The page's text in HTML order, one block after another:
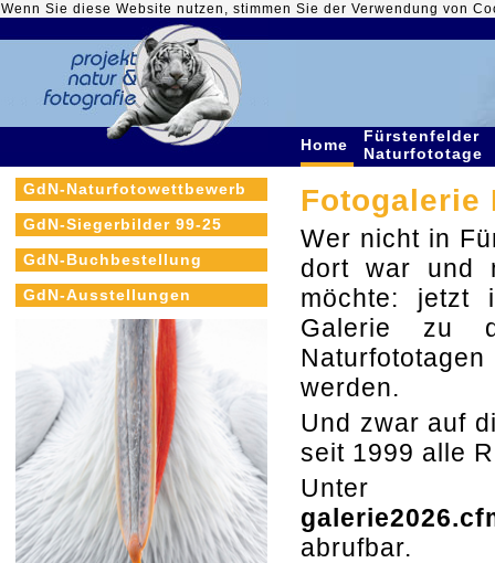
Wenn Sie diese Website nutzen, stimmen Sie der Verwendung von
Home
Fürstenfelder
Naturfototage
GdN-Naturfotowettbewerb
GdN-Siegerbilder 99-25
GdN-Buchbestellung
GdN-Ausstellungen
Fotogalerie
Wer nicht in
dort war und
möchte: jetzt
Galerie zu
werden.
Und zwar auf
seit 1999 alle
abrufbar.